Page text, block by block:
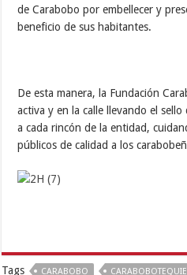
de Carabobo por embellecer y
beneficio de sus habitantes.
De esta manera, la Fundación
activa y en la calle llevando el
a cada rincón de la entidad,
públicos de calidad a los
Tags CARABOBO